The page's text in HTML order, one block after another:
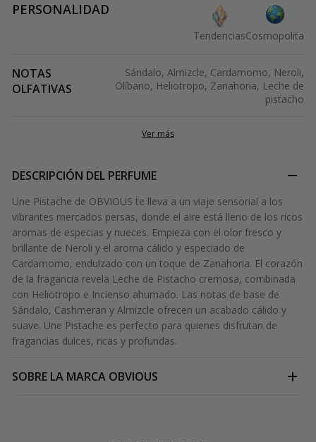
PERSONALIDAD
TendenciasCosmopolita
NOTAS
OLFATIVAS
Sándalo, Almizcle, Cardamomo, Neroli,
Olíbano, Heliotropo, Zanahoria, Leche de
pistacho
Ver más
DESCRIPCIÓN DEL PERFUME
Une Pistache de OBVIOUS te lleva a un viaje sensorial a los
vibrantes mercados persas, donde el aire está lleno de los ricos
aromas de especias y nueces. Empieza con el olor fresco y
brillante de Neroli y el aroma cálido y especiado de
Cardamomo, endulzado con un toque de Zanahoria. El corazón
de la fragancia revela Leche de Pistacho cremosa, combinada
con Heliotropo e Incienso ahumado. Las notas de base de
Sándalo, Cashmeran y Almizcle ofrecen un acabado cálido y
suave. Une Pistache es perfecto para quienes disfrutan de
fragancias dulces, ricas y profundas.
SOBRE LA MARCA OBVIOUS